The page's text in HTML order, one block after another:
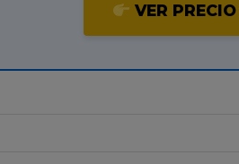
VER